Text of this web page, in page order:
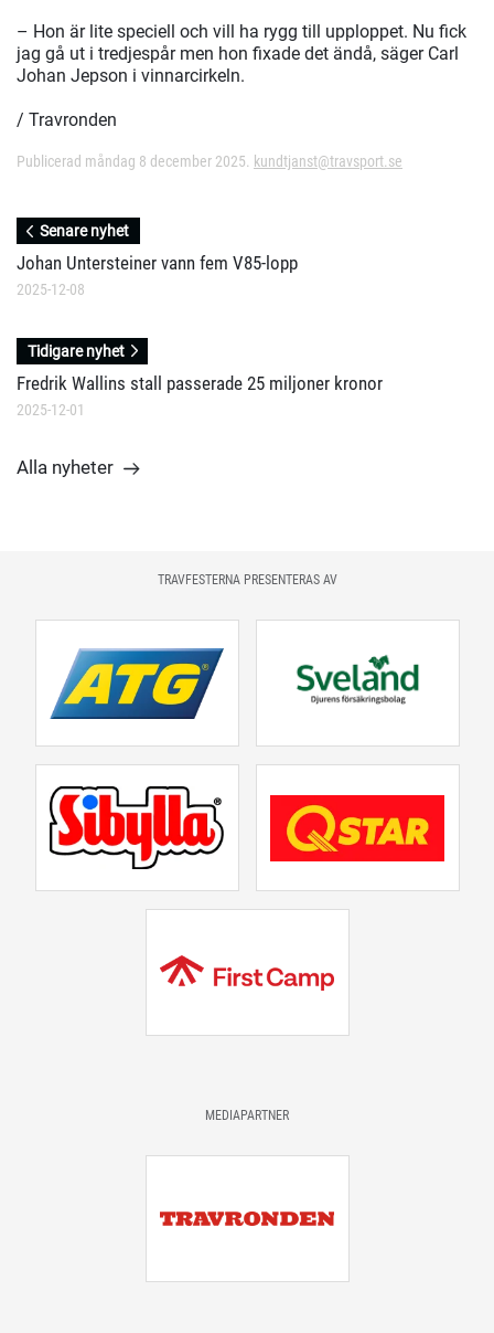
– Hon är lite speciell och vill ha rygg till upploppet. Nu fick
jag gå ut i tredjespår men hon fixade det ändå, säger Carl
Johan Jepson i vinnarcirkeln.
/ Travronden
Publicerad måndag 8 december 2025. kundtjanst@travsport.se
Senare nyhet
Johan Untersteiner vann fem V85-lopp
2025-12-08
Tidigare nyhet
Fredrik Wallins stall passerade 25 miljoner kronor
2025-12-01
Alla nyheter
TRAVFESTERNA PRESENTERAS AV
MEDIAPARTNER